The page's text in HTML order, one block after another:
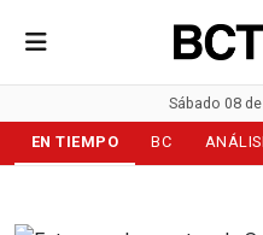
Sábado 08
EN TIEMPO BC